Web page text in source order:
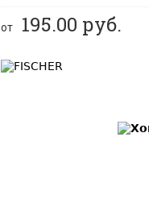
от 195.00 руб.